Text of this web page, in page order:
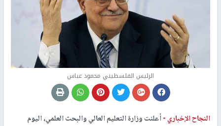
الرئيس الفلسطيني محمود عباس
النجاح الإخباري -أعلنت وزارة التعليم العالي والبحث العلمي، اليوم